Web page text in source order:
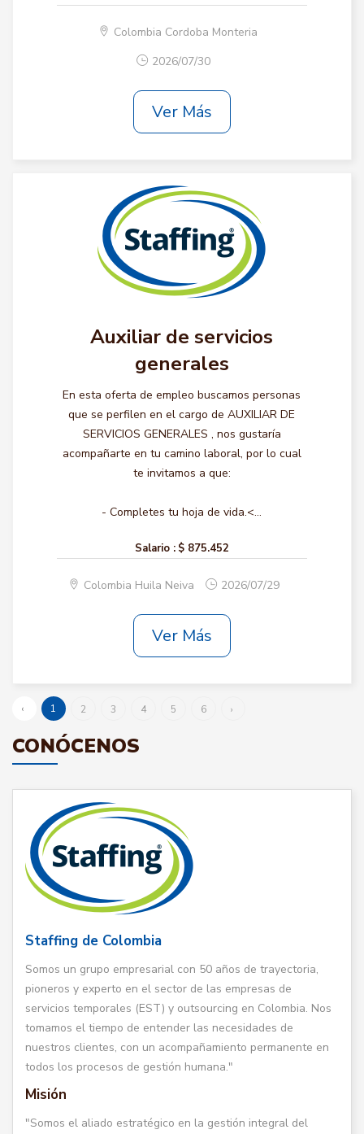
Colombia Cordoba Monteria
2026/07/30
Ver Más
Auxiliar de servicios
generales
En esta oferta de empleo buscamos personas
que se perfilen en el cargo de AUXILIAR DE
SERVICIOS GENERALES , nos gustaría
acompañarte en tu camino laboral, por lo cual
te invitamos a que:
- Completes tu hoja de vida.<...
Salario : $ 875.452
Colombia Huila Neiva 2026/07/29
Ver Más
‹ 1 2 3 4 5 6 ›
CONÓCENOS
Staffing de Colombia
Somos un grupo empresarial con 50 años de trayectoria,
pioneros y experto en el sector de las empresas de
servicios temporales (EST) y outsourcing en Colombia. Nos
tomamos el tiempo de entender las necesidades de
nuestros clientes, con un acompañamiento permanente en
todos los procesos de gestión humana."
Misión
"Somos el aliado estratégico en la gestión integral del